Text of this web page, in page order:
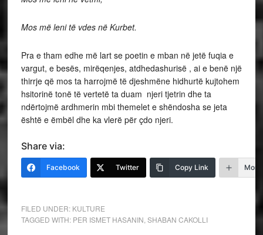
Mos më leni të vdes në Kurbet.
Pra e tham edhe më lart se poetin e mban në jetë fuqia e
vargut, e besës, mirëqenjes, atdhedashurisë , ai e benë një
thirrje që mos ta harrojmë të djeshmëne hidhurtë kujtohem
hsitorinë tonë të vertetë ta duam njeri tjetrin dhe ta
ndërtojmë ardhmerin mbi themelet e shëndosha se jeta
është e ëmbël dhe ka vlerë për çdo njeri.
Share via:
Facebook Twitter Copy Link More
FILED UNDER: KULTURE
TAGGED WITH: PER ISMET HASANIN SHABAN CAKOLLI